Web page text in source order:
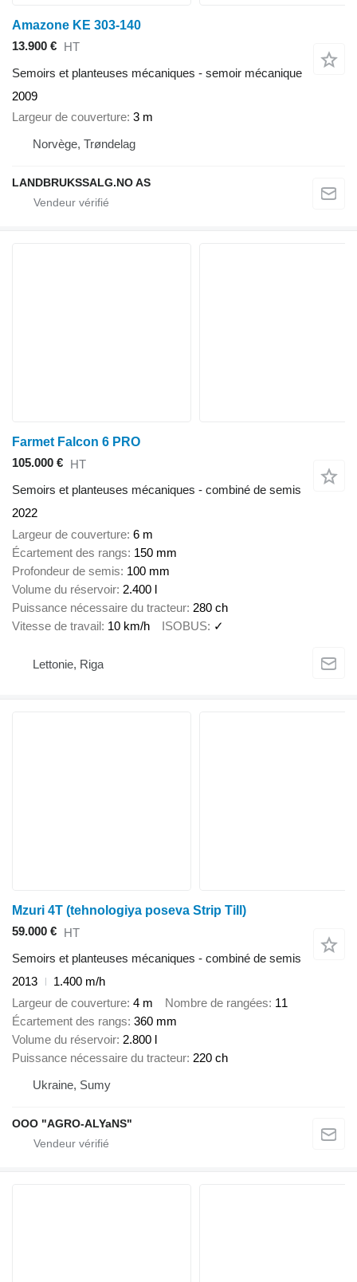
Amazone KE 303-140
13.900 € HT
Semoirs et planteuses mécaniques - semoir mécanique
2009
Largeur de couverture 3 m
Norvège, Trøndelag
LANDBRUKSSALG.NO AS
Farmet Falcon 6 PRO
105.000 € HT
Semoirs et planteuses mécaniques - combiné de semis
2022
Largeur de couverture 6 m
Écartement des rangs 150 mm
Profondeur de semis 100 mm
Volume du réservoir 2.400 l
Puissance nécessaire du tracteur 280 ch
Vitesse de travail 10 km/h ISOBUS ✓
Lettonie, Riga
Mzuri 4T (tehnologiya poseva Strip Till)
59.000 € HT
Semoirs et planteuses mécaniques - combiné de semis
2013
1.400 m/h
Largeur de couverture 4 m Nombre de rangées 11
Écartement des rangs 360 mm
Volume du réservoir 2.800 l
Puissance nécessaire du tracteur 220 ch
Ukraine, Sumy
OOO "AGRO-ALYaNS"